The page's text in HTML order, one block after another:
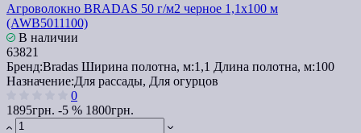
Агроволокно BRADAS 50 г/м2 черное 1,1x100 м
(AWB5011100)
В наличии
63821
Бренд:Bradas Ширина полотна, м:1,1 Длина полотна, м:100
Назначение:Для рассады, Для огурцов
0
1895грн. -5 % 1800грн.